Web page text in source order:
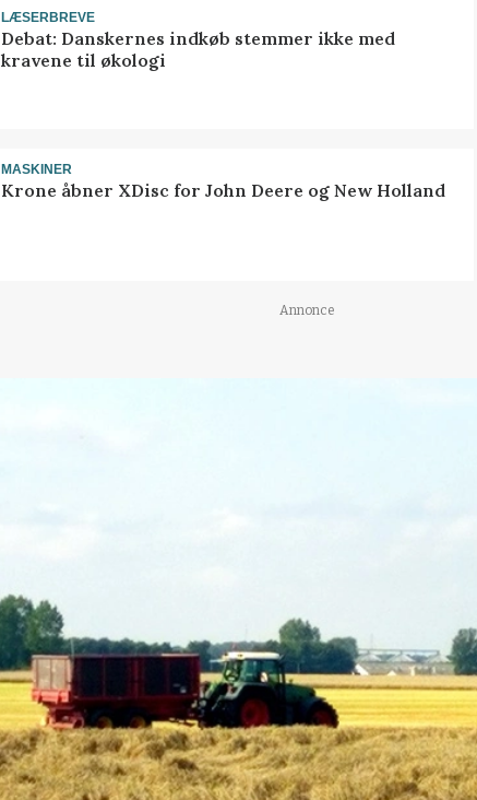
LÆSERBREVE
Debat: Danskernes indkøb stemmer ikke med
kravene til økologi
MASKINER
Krone åbner XDisc for John Deere og New Holland
Annonce